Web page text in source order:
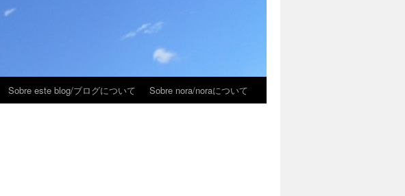
Sobre este blog/ブログについて Sobre nora/noraについて